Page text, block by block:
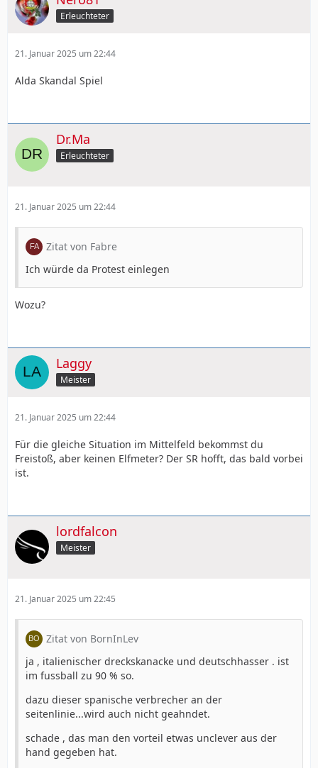
Erleuchteter
21. Januar 2025 um 22:44
Alda Skandal Spiel
Dr.Ma
Erleuchteter
21. Januar 2025 um 22:44
Zitat von Fabre
Ich würde da Protest einlegen
Wozu?
Laggy
Meister
21. Januar 2025 um 22:44
Für die gleiche Situation im Mittelfeld bekommst du
Freistoß, aber keinen Elfmeter? Der SR hofft, das bald vorbei
ist.
lordfalcon
Meister
21. Januar 2025 um 22:45
Zitat von BornInLev
ja , italienischer dreckskanacke und deutschhasser . ist
im fussball zu 90 % so.
dazu dieser spanische verbrecher an der
seitenlinie...wird auch nicht geahndet.
schade , das man den vorteil etwas unclever aus der
hand gegeben hat.